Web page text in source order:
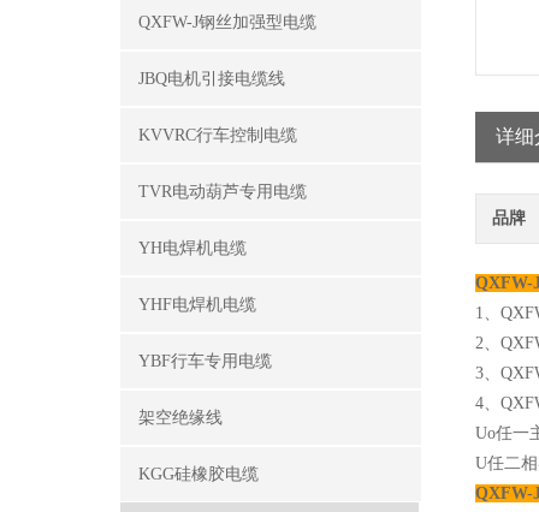
QXFW-J钢丝加强型电缆
JBQ电机引接电缆线
KVVRC行车控制电缆
TVR电动葫芦专用电缆
YH电焊机电缆
YHF电焊机电缆
YBF行车专用电缆
架空绝缘线
KGG硅橡胶电缆
详细
品牌
QXFW-
1、
2、
3、
4、
Uo任一
U任二
QXFW-